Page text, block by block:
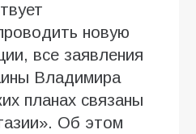
новую
все заявления
Владимира
планах связаны
Об этом